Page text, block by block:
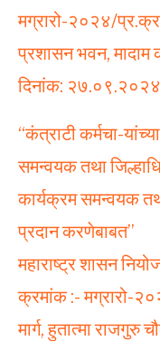
मग्रारो-२०२४/
प्रशासन भवन, मादाम
दिनांक: २७.०९.२०२४
“कंत्राटी कर्मचा-
समन्वयक तथा
कार्यक्रम समन्वयक
प्रदान करणेबाबत”
महाराष्ट्र शासन
क्रमांक :- मग्रारो-
मार्ग, हुतात्मा